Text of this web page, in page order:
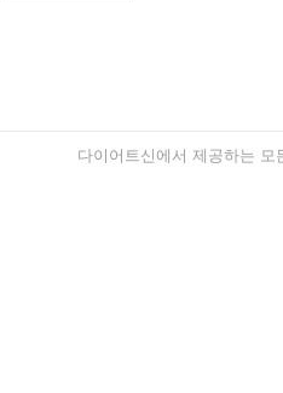
다이어트신에서 제공하는